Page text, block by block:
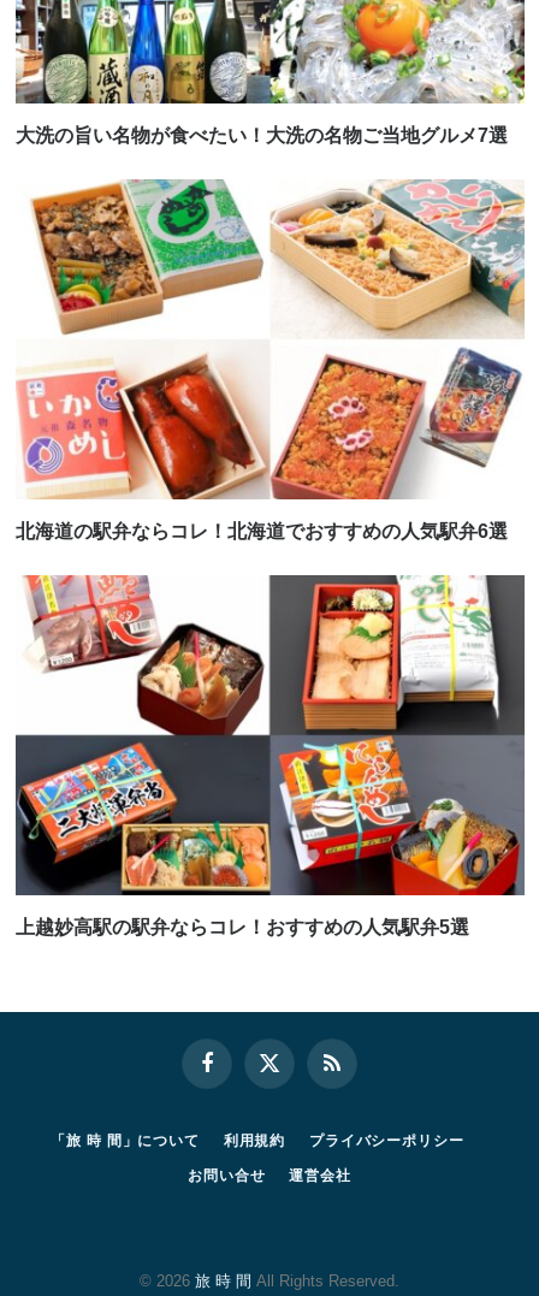
大洗の旨い名物が食べたい！大洗の名物ご当地グルメ7選
北海道の駅弁ならコレ！北海道でおすすめの人気駅弁6選
上越妙高駅の駅弁ならコレ！おすすめの人気駅弁5選
FacebookX
RSS
「旅 時 間」について 利用規約 プライバシーポリシー
お問い合せ 運営会社
© 2026 旅 時 間 All Rights Reserved.